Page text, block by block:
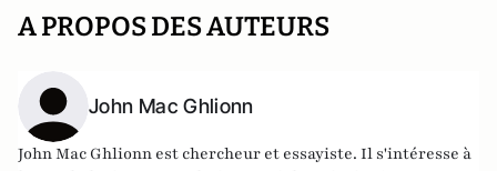
A PROPOS DES AUTEURS
John Mac Ghlionn
John Mac Ghlionn est chercheur et essayiste. Il s'intéresse à